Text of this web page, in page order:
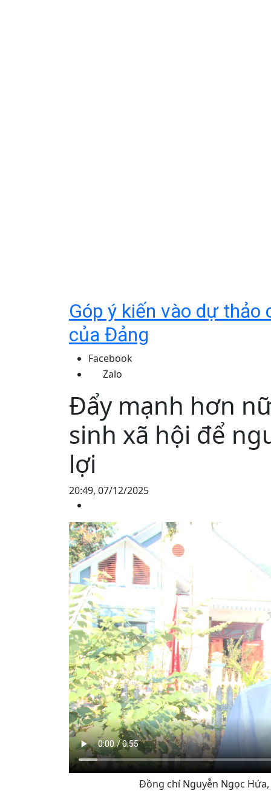
Góp ý kiến vào dự thảo
của Đảng
Facebook
Zalo
Đẩy mạnh hơn
sinh xã hội để
lợi
20:49, 07/12/2025
Đồng chí Nguyễn Ngọc